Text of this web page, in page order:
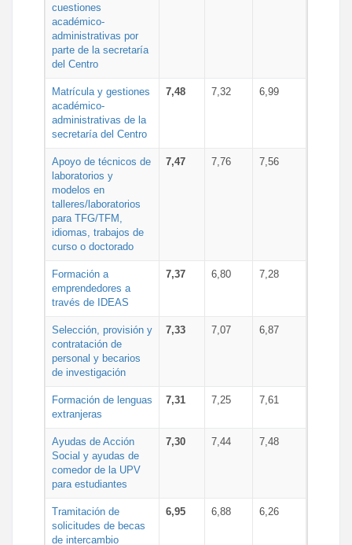
cuestiones
académico-
administrativas por
parte de la secretaría
del Centro
Matrícula y gestiones
académico-
administrativas de la
secretaría del Centro
7,48 7,32 6,99
Apoyo de técnicos de
laboratorios y
modelos en
talleres/laboratorios
para TFG/TFM,
idiomas, trabajos de
curso o doctorado
7,47 7,76 7,56
Formación a
emprendedores a
través de IDEAS
7,37 6,80 7,28
Selección, provisión y
contratación de
personal y becarios
de investigación
7,33 7,07 6,87
Formación de lenguas
extranjeras
7,31 7,25 7,61
Ayudas de Acción
Social y ayudas de
comedor de la UPV
para estudiantes
7,30 7,44 7,48
Tramitación de
solicitudes de becas
de intercambio
6,95 6,88 6,26